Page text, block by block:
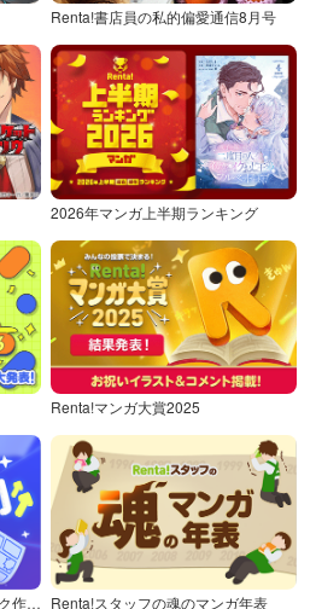
Renta!書店員の私的偏愛通信8月号
2026年マンガ上半期ランキング
Renta!マンガ大賞2025
出版社が選ぶ！ネクストブレイク作品特集 Renta!スタッフの魂のマンガ年表